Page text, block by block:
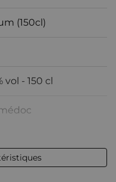
(150cl)
vol - 150 cl